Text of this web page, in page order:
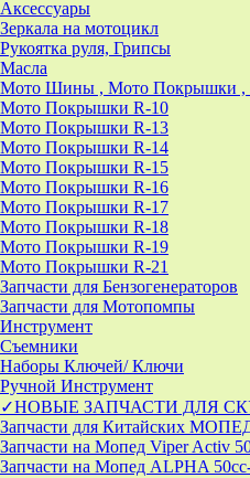
Аксессуары
Зеркала на мотоцикл
Рукоятка руля, Грипсы
Масла
Мото Шины , Мото Покрышки ,
Мото Покрышки R-10
Мото Покрышки R-13
Мото Покрышки R-14
Мото Покрышки R-15
Мото Покрышки R-16
Мото Покрышки R-17
Мото Покрышки R-18
Мото Покрышки R-19
Мото Покрышки R-21
Запчасти для Бензогенераторов
Запчасти для Мотопомпы
Инструмент
Съемники
Наборы Ключей/ Ключи
Ручной Инструмент
✓НОВЫЕ ЗАПЧАСТИ ДЛЯ
Запчасти для Китайских
Запчасти на Мопед Viper Activ
Запчасти на Мопед ALPHA